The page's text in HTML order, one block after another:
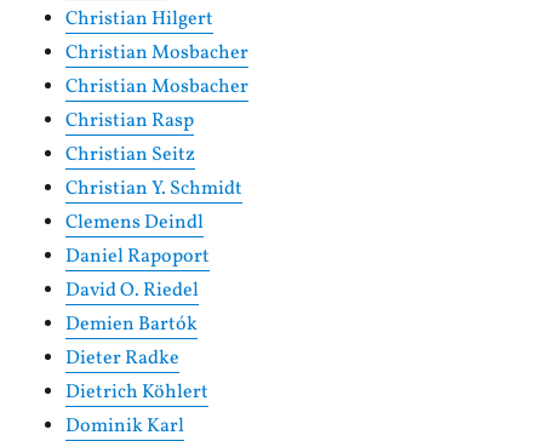
Christian Hilgert
Christian Mosbacher
Christian Mosbacher
Christian Rasp
Christian Seitz
Christian Y. Schmidt
Clemens Deindl
Daniel Rapoport
David O. Riedel
Demien Bartók
Dieter Radke
Dietrich Köhlert
Dominik Karl